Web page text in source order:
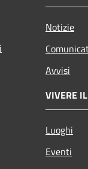
Notizie
Avvisi
VIVERE
Luoghi
Eventi